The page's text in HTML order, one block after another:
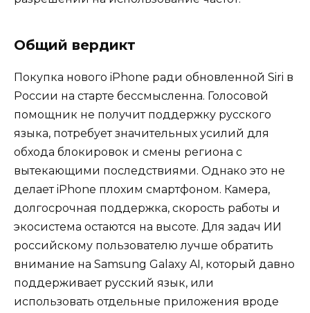
Общий вердикт
Покупка нового iPhone ради обновленной Siri в
России на старте бессмысленна. Голосовой
помощник не получит поддержку русского
языка, потребует значительных усилий для
обхода блокировок и смены региона с
вытекающими последствиями. Однако это не
делает iPhone плохим смартфоном. Камера,
долгосрочная поддержка, скорость работы и
экосистема остаются на высоте. Для задач ИИ
российскому пользователю лучше обратить
внимание на Samsung Galaxy AI, который давно
поддерживает русский язык, или
использовать отдельные приложения вроде